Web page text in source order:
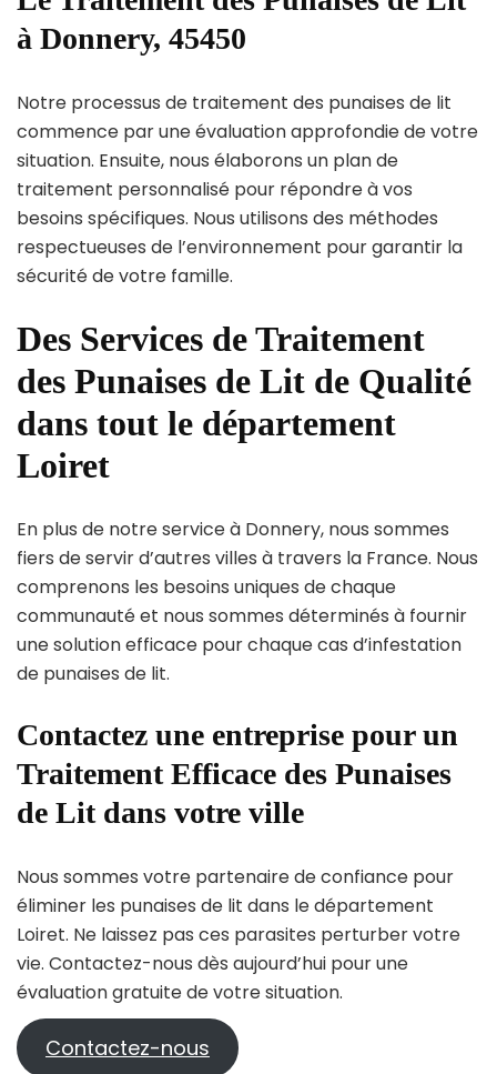
à Donnery, 45450
Notre processus de traitement des punaises de lit
commence par une évaluation approfondie de votre
situation. Ensuite, nous élaborons un plan de
traitement personnalisé pour répondre à vos
besoins spécifiques. Nous utilisons des méthodes
respectueuses de l’environnement pour garantir la
sécurité de votre famille.
Des Services de Traitement
des Punaises de Lit de Qualité
dans tout le département
Loiret
En plus de notre service à Donnery, nous sommes
fiers de servir d’autres villes à travers la France. Nous
comprenons les besoins uniques de chaque
communauté et nous sommes déterminés à fournir
une solution efficace pour chaque cas d’infestation
de punaises de lit.
Contactez une entreprise pour un
Traitement Efficace des Punaises
de Lit dans votre ville
Nous sommes votre partenaire de confiance pour
éliminer les punaises de lit dans le département
Loiret. Ne laissez pas ces parasites perturber votre
vie. Contactez-nous dès aujourd’hui pour une
évaluation gratuite de votre situation.
Contactez-nous